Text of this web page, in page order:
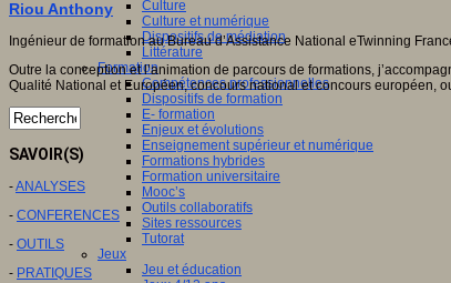
Culture
Culture et numérique
Dispositifs de médiation
Littérature
Formation
Compétences professionnelles
Dispositifs de formation
E- formation
Enjeux et évolutions
Enseignement supérieur et numérique
Formations hybrides
Formation universitaire
Mooc’s
Outils collaboratifs
Sites ressources
Tutorat
Jeux
Jeu et éducation
Riou Anthony
Ingénieur de formation au Bureau d’Assistance National eTwinning
Outre la conception et l’animation de parcours de formations,
Qualité National et Européen, concours national et concours européen,
SAVOIR(S)
-ANALYSES
- CONFERENCES
- OUTILS
- PRATIQUES